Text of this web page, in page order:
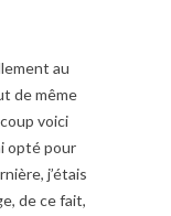
au
de même
voici
opté pour
j’étais
de ce fait,